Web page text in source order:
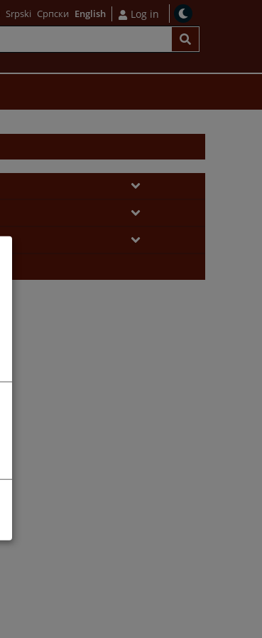
Srpski Српски English Log in